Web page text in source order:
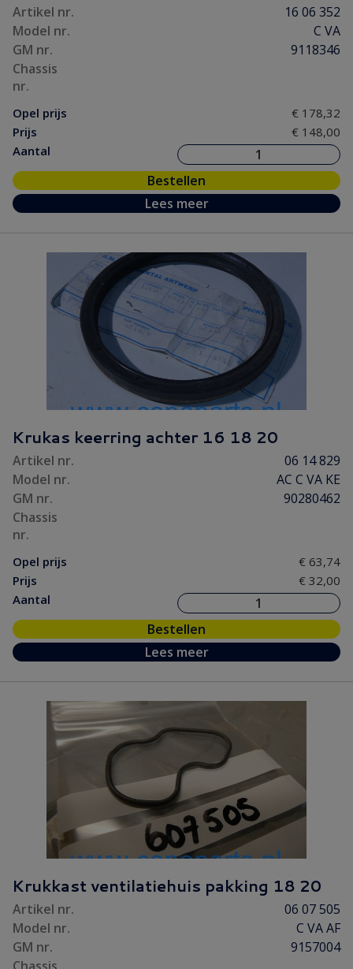
Artikel nr.
16 06 352
Model nr.
C VA
GM nr.
9118346
Chassis
nr.
Opel prijs
€ 178,32
Prijs
€ 148,00
Aantal
Bestellen
Lees meer
Krukas keerring achter 16 18 20
Artikel nr.
06 14 829
Model nr.
AC C VA KE
GM nr.
90280462
Chassis
nr.
Opel prijs
€ 63,74
Prijs
€ 32,00
Aantal
Bestellen
Lees meer
Krukkast ventilatiehuis pakking 18 20
Artikel nr.
06 07 505
Model nr.
C VA AF
GM nr.
9157004